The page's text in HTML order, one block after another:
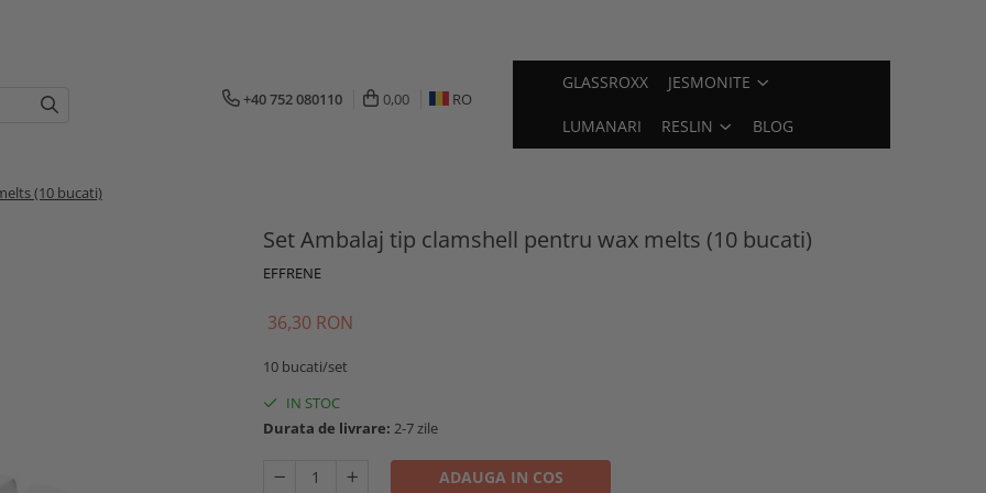
+40 752 080110 0,00 RO
GLASSROXX JESMONITE
LUMANARI RESLIN BLOG
(10 bucati)
Set Ambalaj tip clamshell pentru wax melts (10 bucati)
EFFRENE
36,30 RON
10 bucati/set
IN STOC
Durata de livrare: 2-7 zile
ADAUGA IN COS